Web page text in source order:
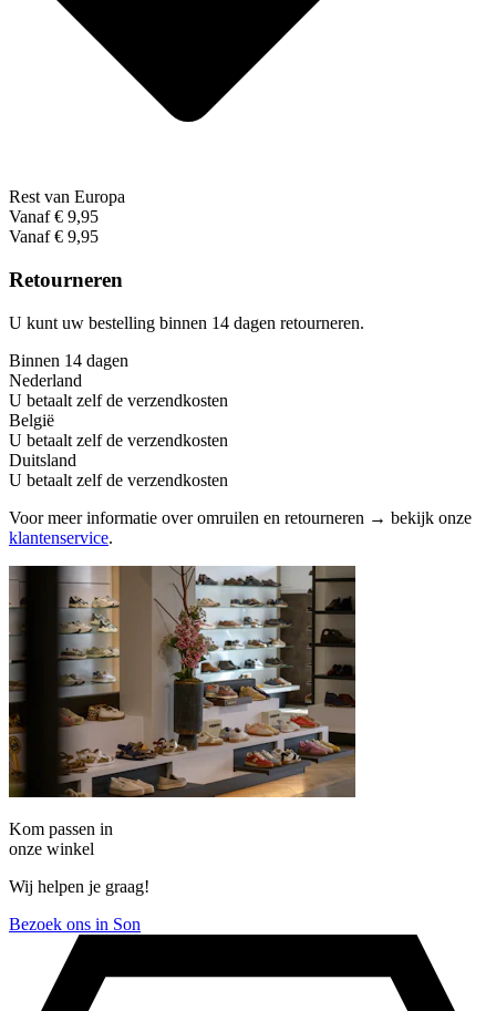
Rest van Europa
Vanaf € 9,95
Vanaf € 9,95
Retourneren
U kunt uw bestelling binnen 14 dagen retourneren.
Binnen 14 dagen
Nederland
U betaalt zelf de verzendkosten
België
U betaalt zelf de verzendkosten
Duitsland
U betaalt zelf de verzendkosten
Voor meer informatie over omruilen en retourneren → bekijk onze
klantenservice.
Kom passen in
onze winkel
Wij helpen je graag!
Bezoek ons in Son